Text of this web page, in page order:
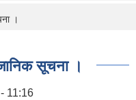
।
सूचना ।
11:16